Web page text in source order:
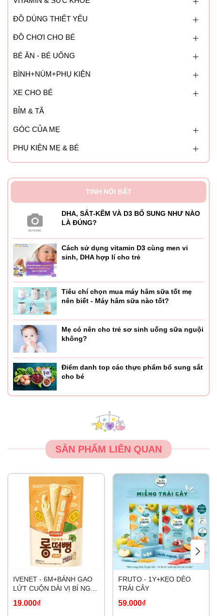
– Lưu ý: Không sử dụng sản phẩm nếu mẫn cảm với các
thành phần có trong sản phẩm. Không được ăn túi chống
ĐỒ DÙNG THIẾT YẾU
ĐỒ CHƠI CHO BÉ
BÉ ĂN - BÉ UỐNG
BÌNH+NÚM+PHỤ KIỆN
XE CHO BÉ
BỈM & TÃ
GÓC CỦA MẸ
PHỤ KIỆN MẸ & BÉ
TINH NỔI BẬT
DHA, SẮT-KẼM VÀ D3 BỔ SUNG NHƯ NÀO
LÀ ĐÚNG?
Cách sử dụng vitamin D3 cùng men vi
sinh, DHA hợp lí cho trẻ
Tiêu chí chọn mua máy hâm sữa tốt mẹ
nên biết - Máy hâm sữa nào tốt?
Mẹ có nên cho trẻ sơ sinh uống sữa nguội
không?
Điểm danh top các thực phẩm bổ sung sắt
cho bé
SẢN PHẨM LIÊN QUAN
IVENET - 6M+BÁNH GẠO
LỨT CUỘN DÀI VỊ BÍ NGÔ
19.000₫
FRUTO - 1Y+KẸO DẺO
TRÁI CÂY
59.000₫